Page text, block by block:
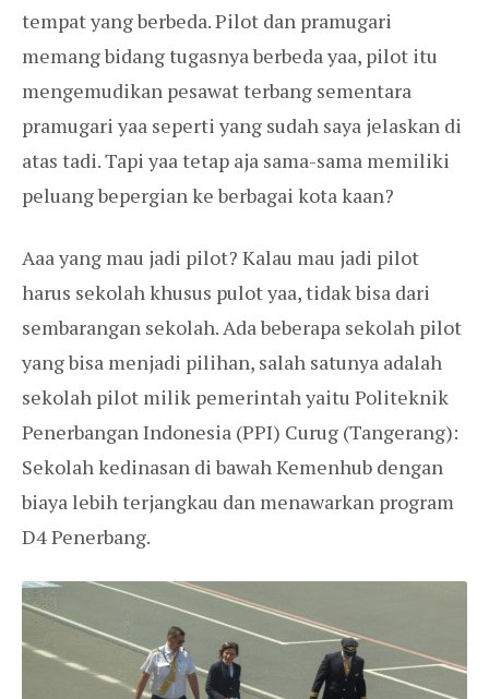
tempat yang berbeda. Pilot dan pramugari
memang bidang tugasnya berbeda yaa, pilot itu
mengemudikan pesawat terbang sementara
pramugari yaa seperti yang sudah saya jelaskan di
atas tadi. Tapi yaa tetap aja sama-sama memiliki
peluang bepergian ke berbagai kota kaan?
Aaa yang mau jadi pilot? Kalau mau jadi pilot
harus sekolah khusus pulot yaa, tidak bisa dari
sembarangan sekolah. Ada beberapa sekolah pilot
yang bisa menjadi pilihan, salah satunya adalah
sekolah pilot milik pemerintah yaitu Politeknik
Penerbangan Indonesia (PPI) Curug (Tangerang):
Sekolah kedinasan di bawah Kemenhub dengan
biaya lebih terjangkau dan menawarkan program
D4 Penerbang.